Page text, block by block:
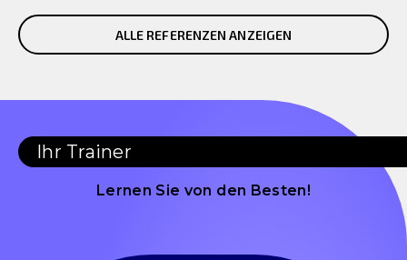
ALLE REFERENZEN ANZEIGEN
Ihr Trainer
Lernen Sie von den Besten!